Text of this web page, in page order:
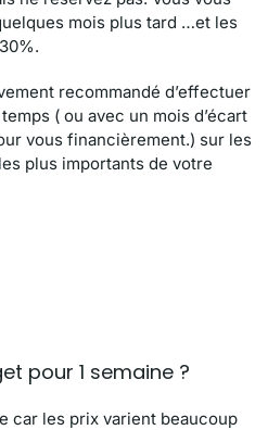
mois plus tard …et les
recommandé d’effectuer
( ou avec un mois d’écart
vous financièrement.) sur les
plus importants de votre
pour 1 semaine ?
car les prix varient beaucoup